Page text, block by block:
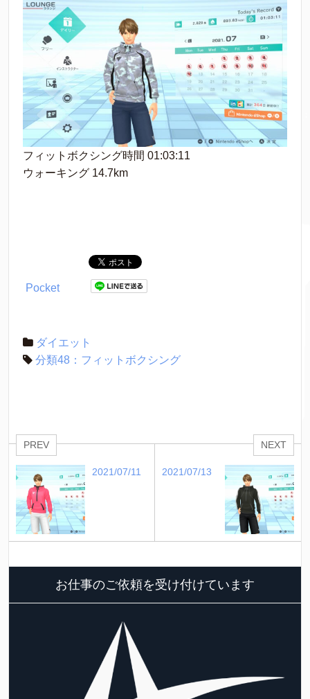
フィットボクシング時間 01:03:11
ウォーキング 14.7km
Pocket
ダイエット
分類48：フィットボクシング
PREV
2021/07/11
NEXT
2021/07/13
お仕事のご依頼を受け付けています